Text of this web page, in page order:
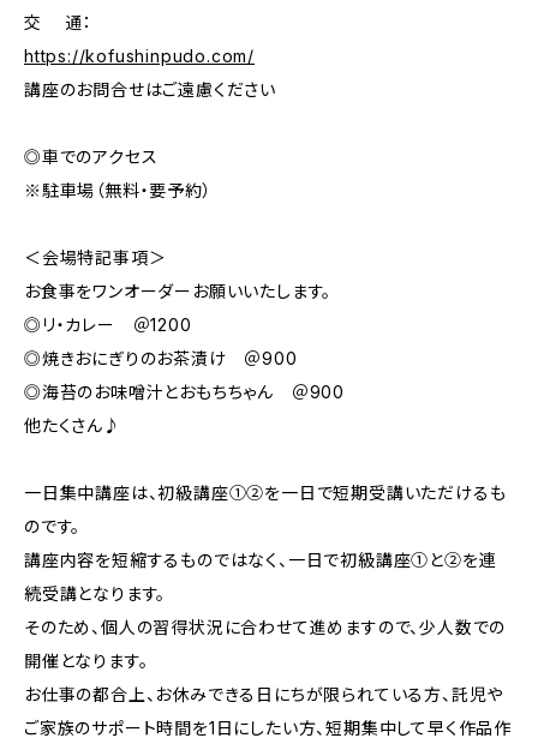
​交 通：
https://kofushinpudo.com/
講座のお問合せはご遠慮ください
◎車でのアクセス
※駐車場（無料・要予約）
＜会場特記事項＞
お食事をワンオーダーお願いいたします。
◎リ・カレー ＠1200
◎焼きおにぎりのお茶漬け ＠900
◎海苔のお味噌汁とおもちちゃん ＠900
他たくさん♪
一日集中講座は、初級講座①②を一日で短期受講いただけるも
のです。
講座内容を短縮するものではなく、一日で初級講座①と②を連
続受講となります。
そのため、個人の習得状況に合わせて進めますので、少人数での
開催となります。
お仕事の都合上、お休みできる日にちが限られている方、託児や
ご家族のサポート時間を1日にしたい方、短期集中して早く作品作